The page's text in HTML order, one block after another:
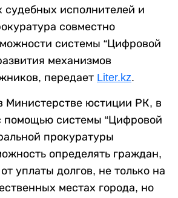
судебных исполнителей и
совместно
системы “Цифровой
механизмов
передает Liter.kz.
Министерстве юстиции РК, в
помощью системы “Цифровой
прокуратуры
определять граждан,
уплаты долгов, не только на
местах города, но